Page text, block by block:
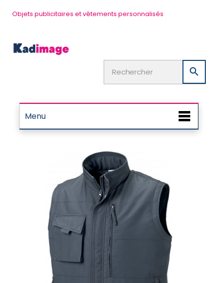
Objets publicitaires et vêtements personnalisés

Menu